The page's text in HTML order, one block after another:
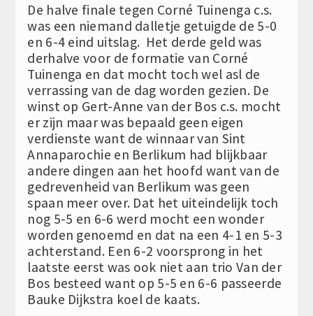
De halve finale tegen Corné Tuinenga c.s.
was een niemand dalletje getuigde de 5-0
en 6-4 eind uitslag. Het derde geld was
derhalve voor de formatie van Corné
Tuinenga en dat mocht toch wel asl de
verrassing van de dag worden gezien. De
winst op Gert-Anne van der Bos c.s. mocht
er zijn maar was bepaald geen eigen
verdienste want de winnaar van Sint
Annaparochie en Berlikum had blijkbaar
andere dingen aan het hoofd want van de
gedrevenheid van Berlikum was geen
spaan meer over. Dat het uiteindelijk toch
nog 5-5 en 6-6 werd mocht een wonder
worden genoemd en dat na een 4-1 en 5-3
achterstand. Een 6-2 voorsprong in het
laatste eerst was ook niet aan trio Van der
Bos besteed want op 5-5 en 6-6 passeerde
Bauke Dijkstra koel de kaats.